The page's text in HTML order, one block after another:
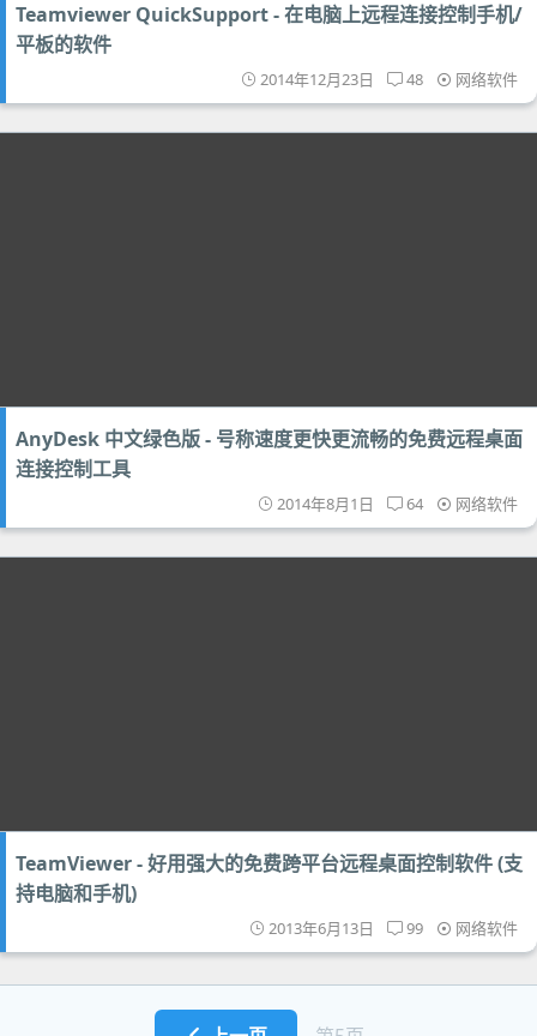
Teamviewer QuickSupport - 在电脑上远程连接控制手机/
平板的软件
2014年12月23日 48 网络软件
AnyDesk 中文绿色版 - 号称速度更快更流畅的免费远程桌面
连接控制工具
2014年8月1日 64 网络软件
TeamViewer - 好用强大的免费跨平台远程桌面控制软件 (支
持电脑和手机)
2013年6月13日 99 网络软件